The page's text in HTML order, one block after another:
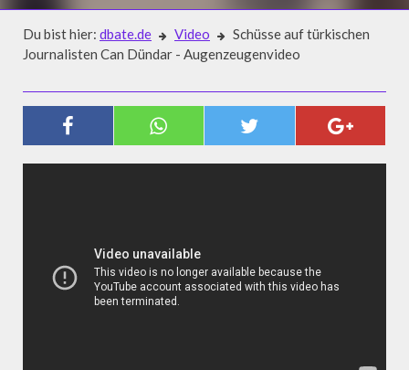
Du bist hier: dbate.de Video
Schüsse auf türkischen
Journalisten Can Dündar - Augenzeugenvideo
SCHÜSSE AUF TÜRKISCHEN
JOURNALISTEN CAN DÜNDAR -
AUGENZEUGENVIDEO